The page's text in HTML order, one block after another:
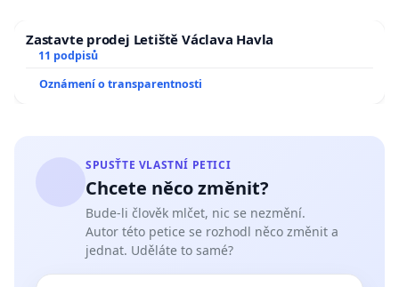
Zastavte prodej Letiště Václava Havla
11 podpisů
Oznámení o transparentnosti
SPUSŤTE VLASTNÍ PETICI
Chcete něco změnit?
Bude-li člověk mlčet, nic se nezmění.
Autor této petice se rozhodl něco změnit a
jednat. Uděláte to samé?